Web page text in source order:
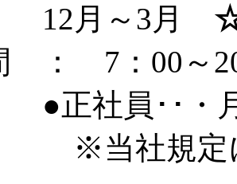
12月～3月
： 7：00～
●正社員･･・
規定によ